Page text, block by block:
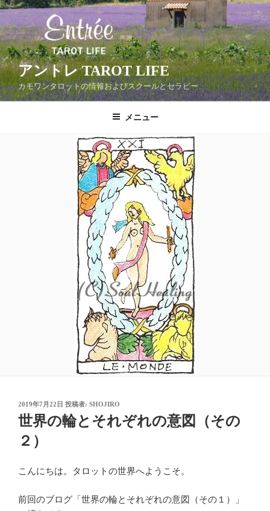
コ
ン
テ
ン
ツ
へ
ス
アントレ TAROT LIFE
カモワンタロットの情報およびスクールとセラピー
メニュー
投
稿
日:
2019年7月22日 投稿者: SHOJIRO
世界の輪とそれぞれの意図（その
２）
こんにちは。タロットの世界へようこそ。
前回のブログ「世界の輪とそれぞれの意図（その１）」